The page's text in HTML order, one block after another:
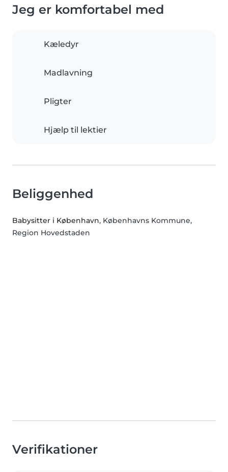
Jeg er komfortabel med
Kæledyr
Madlavning
Pligter
Hjælp til lektier
Beliggenhed
Babysitter i København, Københavns Kommune,
Region Hovedstaden
Verifikationer